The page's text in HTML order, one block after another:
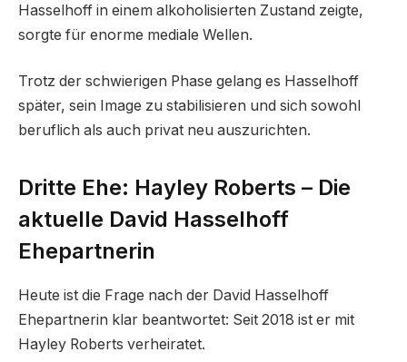
Hasselhoff in einem alkoholisierten Zustand zeigte,
sorgte für enorme mediale Wellen.
Trotz der schwierigen Phase gelang es Hasselhoff
später, sein Image zu stabilisieren und sich sowohl
beruflich als auch privat neu auszurichten.
Dritte Ehe: Hayley Roberts – Die
aktuelle David Hasselhoff
Ehepartnerin
Heute ist die Frage nach der David Hasselhoff
Ehepartnerin klar beantwortet: Seit 2018 ist er mit
Hayley Roberts verheiratet.